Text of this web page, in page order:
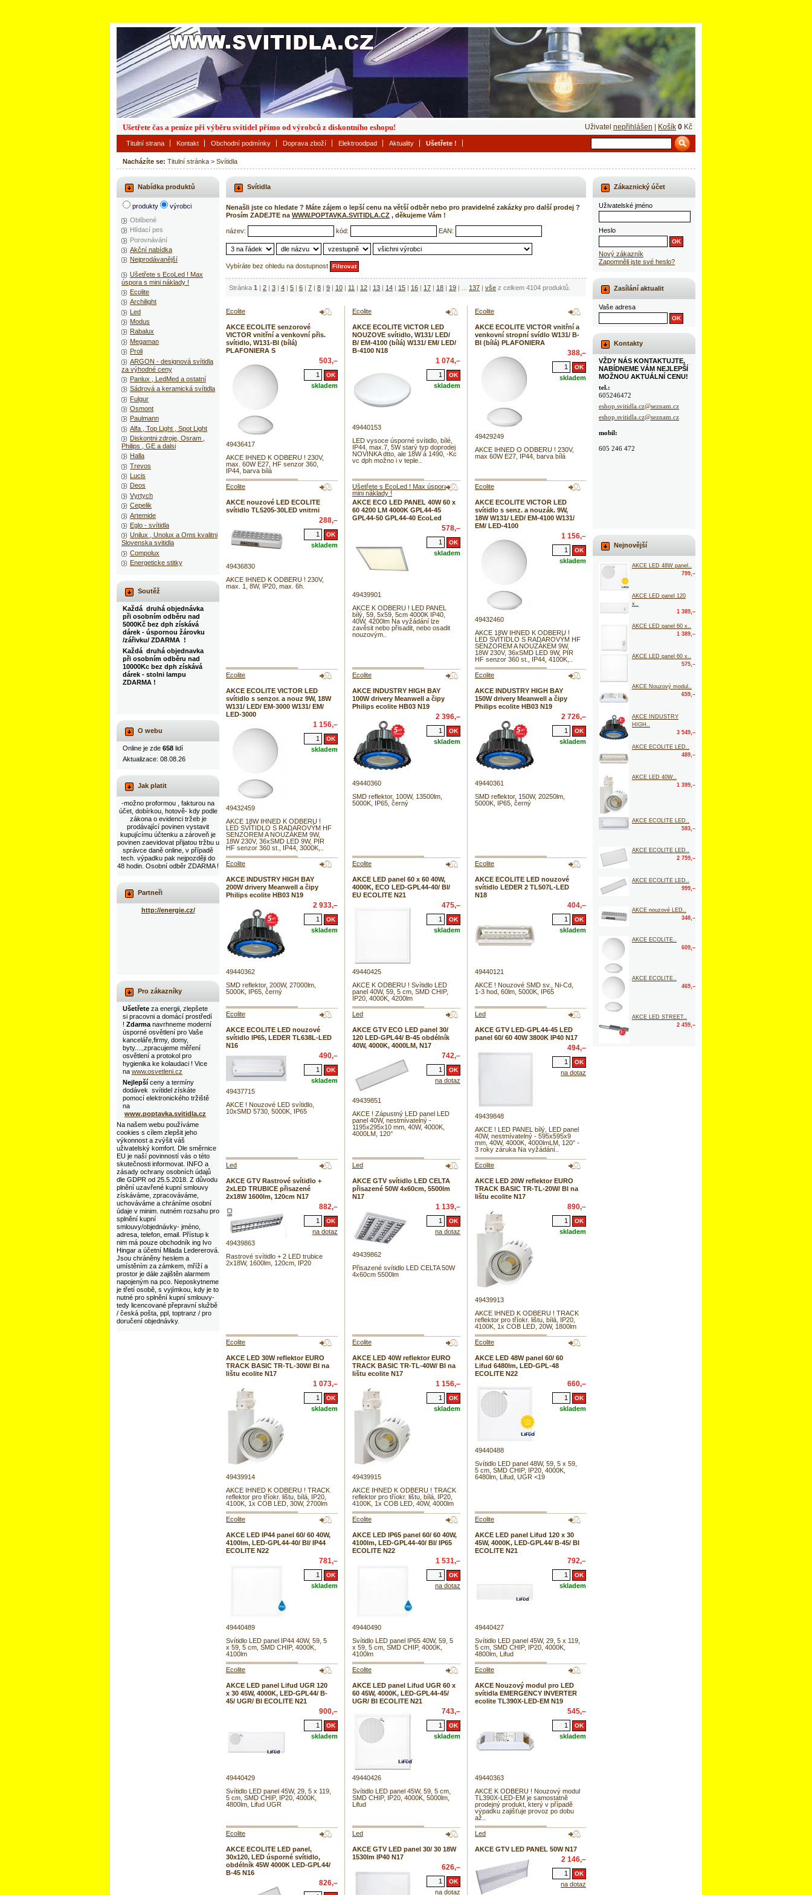
Nacházíte se: Titulní stránka > Svítidla
Svítidla
Nenašli jste co hledate ? Máte zájem o lepší cenu na větší odběr nebo pro pravidelné zakázky pro další prodej ?
Prosím ZADEJTE na WWW.POPTAVKA.SVITIDLA.CZ , děkujeme Vám !
název: kód: EAN:
Vybíráte bez ohledu na dostupnost
Stránka 1 | 2 | 3 | 4 | 5 | 6 | 7 | 8 | 9 | 10 | 11 | 12 | 13 | 14 | 15 | 16 | 17 | 18 | 19 | 137 | vše z celkem 4104 produktů.
Ecolite
AKCE ECOLITE senzorové
VICTOR vnitřní a venkovní přis.
svítidlo, W131-BI (bílá)
PLAFONIERA S
503,–
skladem
49436417
AKCE IHNED K ODBERU ! 230V,
max. 60W E27, HF senzor 360,
IP44, barva bílá
Ecolite
AKCE ECOLITE VICTOR LED
NOUZOVE svítidlo, W131/ LED/
B/ EM-4100 (bílá) W131/ EM/ LED/
B-4100 N18
1 074,–
skladem
49440153
LED vysoce úsporné svítidlo, bílé,
IP44, max.7, 5W starý typ doprodej
NOVINKA dtto, ale 18W á 1490, -Kc
vc dph možno i v teple..
Ecolite
AKCE ECOLITE VICTOR vnitřní a
venkovní stropní svídlo W131/ B-
BI (bílá) PLAFONIERA
388,–
skladem
49429249
AKCE IHNED O ODBERU ! 230V,
max 60W E27, IP44, barva bílá
Ecolite
AKCE nouzové LED ECOLITE
svítidlo TL5205-30LED vnitrni
288,–
skladem
49436830
AKCE IHNED K ODBERU ! 230V,
max. 1, 8W, IP20, max. 6h.
Ušetřete s EcoLed ! Max úspora s
mini náklady !
AKCE ECO LED PANEL 40W 60 x
60 4200 LM 4000K GPL44-45
GPL44-50 GPL44-40 EcoLed
578,–
skladem
49439901
AKCE K ODBERU ! LED PANEL
bílý, 59, 5x59, 5cm 4000K IP40,
40W, 4200lm Na vyžádání lze
zavěsit nebo přisadit, nebo osadit
nouzovým..
Ecolite
AKCE ECOLITE VICTOR LED
svítidlo s senz. a nouzák. 9W,
18W W131/ LED/ EM-4100 W131/
EM/ LED-4100
1 156,–
skladem
49432460
AKCE 18W IHNED K ODBERU !
LED SVÍTIDLO S RADAROVÝM HF
SENZOREM A NOUZÁKEM 9W,
18W 230V, 36xSMD LED 9W, PIR
HF senzor 360 st., IP44, 4100K,..
Ecolite
AKCE ECOLITE VICTOR LED
svítidlo s senzor. a nouz 9W, 18W
W131/ LED/ EM-3000 W131/ EM/
LED-3000
1 156,–
skladem
49432459
AKCE 18W IHNED K ODBERU !
LED SVÍTIDLO S RADAROVÝM HF
SENZOREM A NOUZÁKEM 9W,
18W 230V, 36xSMD LED 9W, PIR
HF senzor 360 st., IP44, 3000K,..
Ecolite
AKCE INDUSTRY HIGH BAY
100W drivery Meanwell a čipy
Philips ecolite HB03 N19
2 396,–
skladem
49440360
SMD reflektor, 100W, 13500lm,
5000K, IP65, černý
Ecolite
AKCE INDUSTRY HIGH BAY
150W drivery Meanwell a čipy
Philips ecolite HB03 N19
2 726,–
skladem
49440361
SMD reflektor, 150W, 20250lm,
5000K, IP65, černý
Ecolite
AKCE INDUSTRY HIGH BAY
200W drivery Meanwell a čipy
Philips ecolite HB03 N19
2 933,–
skladem
49440362
SMD reflektor, 200W, 27000lm,
5000K, IP65, černý
Ecolite
AKCE LED panel 60 x 60 40W,
4000K, ECO LED-GPL44-40/ BI/
EU ECOLITE N21
475,–
skladem
49440425
AKCE K ODBERU ! Svítidlo LED
panel 40W, 59, 5 cm, SMD CHIP,
IP20, 4000K, 4200lm
Ecolite
AKCE ECOLITE LED nouzové
svítidlo LEDER 2 TL507L-LED
N18
404,–
skladem
49440121
AKCE ! Nouzové SMD sv., Ni-Cd,
1-3 hod, 60lm, 5000K, IP65
Ecolite
AKCE ECOLITE LED nouzové
svítidlo IP65, LEDER TL638L-LED
N16
490,–
skladem
49437715
AKCE ! Nouzové LED svítidlo,
10xSMD 5730, 5000K, IP65
Led
AKCE GTV ECO LED panel 30/
120 LED-GPL44/ B-45 obdélník
40W, 4000K, 4000LM, N17
742,–
na dotaz
49439851
AKCE ! Zápustný LED panel LED
panel 40W, nestmívatelný -
1195x295x10 mm, 40W, 4000K,
4000LM, 120°
Led
AKCE GTV LED-GPL44-45 LED
panel 60/ 60 40W 3800K IP40 N17
494,–
na dotaz
49439848
AKCE ! LED PANEL bílý, LED panel
40W, nestmívatelný - 595x595x9
mm, 40W, 4000K, 4000lmLM, 120° -
3 roky záruka Na vyžádání..
Led
AKCE GTV Rastrové svítidlo +
2xLED TRUBICE přisazené
2x18W 1600lm, 120cm N17
882,–
na dotaz
49439863
Rastrové svítidlo + 2 LED trubice
2x18W, 1600lm, 120cm, IP20
Led
AKCE GTV svítidlo LED CELTA
přisazené 50W 4x60cm, 5500lm
N17
1 139,–
na dotaz
49439862
Přisazené svítidlo LED CELTA 50W
4x60cm 5500lm
Ecolite
AKCE LED 20W reflektor EURO
TRACK BASIC TR-TL-20W/ BI na
lištu ecolite N17
890,–
skladem
49439913
AKCE IHNED K ODBERU ! TRACK
reflektor pro tříokr. lištu, bílá, IP20,
4100K, 1x COB LED, 20W, 1800lm
Ecolite
AKCE LED 30W reflektor EURO
TRACK BASIC TR-TL-30W/ BI na
lištu ecolite N17
1 073,–
skladem
49439914
AKCE IHNED K ODBERU ! TRACK
reflektor pro tříokr. lištu, bílá, IP20,
4100K, 1x COB LED, 30W, 2700lm
Ecolite
AKCE LED 40W reflektor EURO
TRACK BASIC TR-TL-40W/ BI na
lištu ecolite N17
1 156,–
skladem
49439915
AKCE IHNED K ODBERU ! TRACK
reflektor pro tříokr. lištu, bílá, IP20,
4100K, 1x COB LED, 40W, 4000lm
Ecolite
AKCE LED 48W panel 60/ 60
Lifud 6480lm, LED-GPL-48
ECOLITE N22
660,–
skladem
49440488
Svítidlo LED panel 48W, 59, 5 x 59,
5 cm, SMD CHIP, IP20, 4000K,
6480lm, Lifud, UGR <19
Ecolite
AKCE LED IP44 panel 60/ 60 40W,
4100lm, LED-GPL44-40/ BI/ IP44
ECOLITE N22
781,–
skladem
49440489
Svítidlo LED panel IP44 40W, 59, 5
x 59, 5 cm, SMD CHIP, 4000K,
4100lm
Ecolite
AKCE LED IP65 panel 60/ 60 40W,
4100lm, LED-GPL44-40/ BI/ IP65
ECOLITE N22
1 531,–
na dotaz
49440490
Svítidlo LED panel IP65 40W, 59, 5
x 59, 5 cm, SMD CHIP, 4000K,
4100lm
Ecolite
AKCE LED panel Lifud 120 x 30
45W, 4000K, LED-GPL44/ B-45/ BI
ECOLITE N21
792,–
skladem
49440427
Svítidlo LED panel 45W, 29, 5 x 119,
5 cm, SMD CHIP, IP20, 4000K,
4800lm, Lifud
Ecolite
AKCE LED panel Lifud UGR 120
x 30 45W, 4000K, LED-GPL44/ B-
45/ UGR/ BI ECOLITE N21
900,–
skladem
49440429
Svítidlo LED panel 45W, 29, 5 x 119,
5 cm, SMD CHIP, IP20, 4000K,
4800lm, Lifud UGR
Ecolite
AKCE LED panel Lifud UGR 60 x
60 45W, 4000K, LED-GPL44-45/
UGR/ BI ECOLITE N21
743,–
skladem
49440426
Svítidlo LED panel 45W, 59, 5 cm,
SMD CHIP, IP20, 4000K, 5000lm,
Lifud
Ecolite
AKCE Nouzový modul pro LED
svítidla EMERGENCY INVERTER
ecolite TL390X-LED-EM N19
545,–
skladem
49440363
AKCE K ODBERU ! Nouzový modul
TL390X-LED-EM je samostatně
prodejný produkt, který v případě
výpadku zajišťuje provoz po dobu
až..
Ecolite
AKCE ECOLITE LED panel,
30x120, LED úsporné svítidlo,
obdélník 45W 4000K LED-GPL44/
B-45 N16
826,–
Led
AKCE GTV LED panel 30/ 30 18W
1530lm IP40 N17
626,–
na dotaz
Led
AKCE GTV LED PANEL 50W N17
2 146,–
na dotaz
Zákaznický účet
Uživatelské jméno
Heslo
Nový zákazník
Zapomněli jste své heslo?
Zasílání aktualit
Vaše adresa
Kontakty
VŽDY NÁS KONTAKTUJTE,
NABÍDNEME VÁM NEJLEPŠÍ
MOŽNOU AKTUÁLNÍ CENU!
tel.:
605246472
eshop.svitidla.cz@seznam.cz
eshop.svitidla.cz@seznam.cz
mobil:
605 246 472
Nejnovější
AKCE LED 48W panel..
799,–
AKCE LED panel 120
x..
1 389,–
AKCE LED panel 60 x..
1 389,–
AKCE LED panel 60 x..
575,–
AKCE Nouzový modul..
659,–
AKCE INDUSTRY
HIGH..
3 549,–
AKCE ECOLITE LED..
489,–
AKCE LED 40W..
1 399,–
AKCE ECOLITE LED..
593,–
AKCE ECOLITE LED..
2 759,–
AKCE ECOLITE LED..
999,–
AKCE nouzové LED..
348,–
AKCE ECOLITE..
609,–
AKCE ECOLITE..
469,–
AKCE LED STREET..
2 459,–
Nabídka produktů
produkty
výrobci
Oblíbené
Hlídací pes
Porovnávání
Akční nabídka
Nejprodávanější
Ušetřete s EcoLed ! Max
úspora s mini náklady !
Ecolite
Archilight
Led
Modus
Rabalux
Megaman
Proli
ARGON - designová svítidla
za výhodné ceny
Panlux , LedMed a ostatní
Sádrová a keramická svítidla
Fulgur
Osmont
Paulmann
Alfa , Top Light , Spot Light
Diskontni zdroje, Osram ,
Philips , GE a dalsi
Halla
Trevos
Lucis
Deos
Vyrtych
Cepelik
Artemide
Eglo - svítidla
Unilux , Unolux a Oms kvalitni
Slovenska svitidla
Compolux
Energeticke stitky
Soutěž
Každá druhá objednávka
při osobním odběru nad
5000Kč bez dph získává
dárek - úspornou žárovku
/zářivku/ ZDARMA !
Každá druhá objednavka
při osobním odběru nad
10000Kc bez dph získává
dárek - stolni lampu
ZDARMA !
O webu
Online je zde 658 lidí
Aktualizace: 08.08.26
Jak platit
-možno proformou , fakturou na
účet, dobírkou, hotově- kdy podle
zákona o evidenci tržeb je
prodávající povinen vystavit
kupujícímu účtenku a zároveň je
povinen zaevidovat přijatou tržbu u
správce daně online, v případě
tech. výpadku pak nejpozději do
48 hodin. Osobní odběr ZDARMA !
Partneři
http://energie.cz/
Pro zákazníky
Ušetřete za energii, zlepšete
si pracovni a domácí prostředí
! Zdarma navrhneme moderní
úsporné osvětlení pro Vaše
kanceláře,firmy, domy,
byty....,zpracujeme měření
osvětlení a protokol pro
hygienika ke kolaudaci ! Vice
na www.osvetleni.cz
Nejlepší ceny a termíny
dodávek svítidel získáte
pomocí elektronického tržiště
na
www.poptavka.svitidla.cz
Na našem webu používáme
cookies s cílem zlepšit jeho
výkonnost a zvýšit váš
uživatelský komfort. Dle směrnice
EU je naší povinností vás o této
skutečnosti informovat. INFO a
zásady ochrany osobních údajů
dle GDPR od 25.5.2018. Z důvodu
plnění uzavřené kupní smlouvy
získáváme, zpracováváme,
uchováváme a chráníme osobní
údaje v minim. nutném rozsahu pro
splnění kupní
smlouvy/objednávky- jméno,
adresa, telefon, email. Přístup k
nim má pouze obchodník ing Ivo
Hingar a účetní Milada Ledererová.
Jsou chráněny heslem a
umístěním za zámkem, mříží a
prostor je dále zajištěn alarmem
napojeným na pco. Neposkytneme
je třetí osobě, s vyjímkou, kdy je to
nutné pro splnění kupní smlouvy-
tedy licencované přepravní službě
/ česká pošta, ppl, toptranz / pro
doručení objednávky.
Titulní strana Kontakt Obchodní podmínky Doprava zboží Elektroodpad Aktuality Ušetřete !
Ušetřete čas a peníze při výběru svítidel přímo od výrobců z diskontního eshopu! Uživatel nepřihlášen Košík 0 Kč